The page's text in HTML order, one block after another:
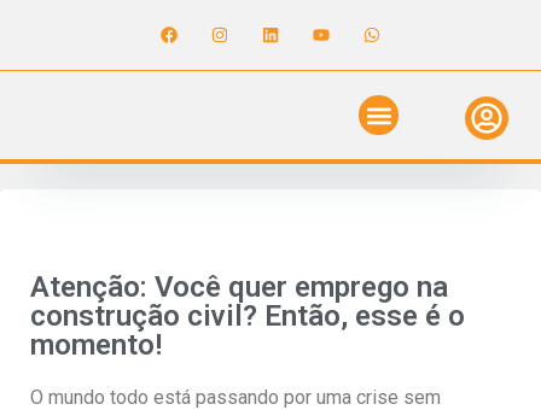
Atenção: Você quer emprego na
construção civil? Então, esse é o
momento!
O mundo todo está passando por uma crise sem